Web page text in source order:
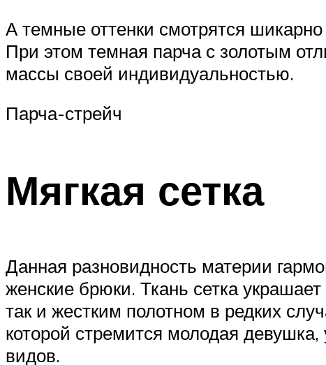
А темные оттенки смотрятся
При этом темная парча с золотым
массы своей индивидуальностью.
Парча-стрейч
Мягкая сетка
Данная разновидность материи
женские брюки. Ткань сетка
так и жестким полотном в редких
которой стремится молодая
видов.